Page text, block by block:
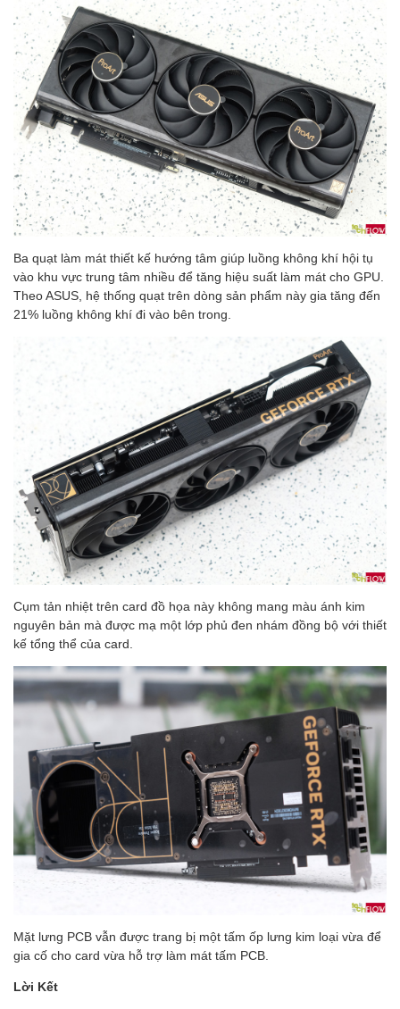
Ba quạt làm mát thiết kế hướng tâm giúp luồng không khí hội tụ
vào khu vực trung tâm nhiều để tăng hiệu suất làm mát cho GPU.
Theo ASUS, hệ thống quạt trên dòng sản phẩm này gia tăng đến
21% luồng không khí đi vào bên trong.
Cụm tản nhiệt trên card đồ họa này không mang màu ánh kim
nguyên bản mà được mạ một lớp phủ đen nhám đồng bộ với thiết
kế tổng thể của card.
Mặt lưng PCB vẫn được trang bị một tấm ốp lưng kim loại vừa để
gia cố cho card vừa hỗ trợ làm mát tấm PCB.
Lời Kết